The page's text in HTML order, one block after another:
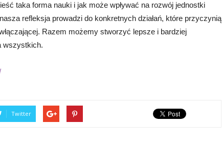
taka forma nauki i jak może wpływać na rozwój jednostki
refleksja prowadzi do konkretnych działań, które przyczynią
Razem możemy stworzyć lepsze i bardziej
wszystkich.
Twitter